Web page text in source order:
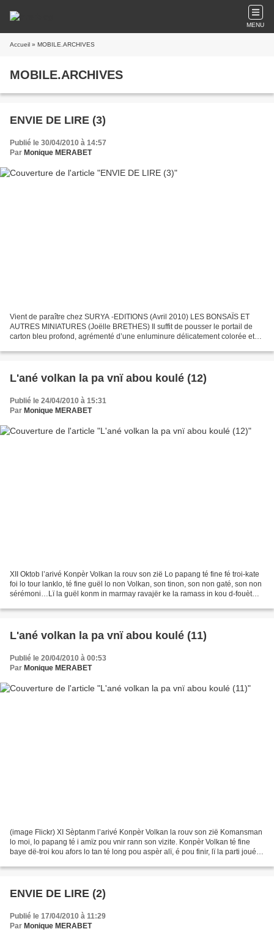
MENU
Accueil » MOBILE.ARCHIVES
MOBILE.ARCHIVES
ENVIE DE LIRE (3)
Publié le 30/04/2010 à 14:57
Par Monique MERABET
Vient de paraître chez SURYA -EDITIONS (Avril 2010) LES BONSAÏS ET
AUTRES MINIATURES (Joëlle BRETHES) Il suffit de pousser le portail de
carton bleu profond, agrémenté d’une enluminure délicatement colorée et
L'ané volkan la pa vnï abou koulé (12)
Publié le 24/04/2010 à 15:31
Par Monique MERABET
XII Oktob l’arivé Konpèr Volkan la rouv son zië Lo papang té fine fé troi-kate
foi lo tour lanklo, té fine guël lo non Volkan, son tinon, son non gaté, son non
sérémoni…Lï la guël konm in marmay ravajër ke la ramass in kou d-fouèt
L'ané volkan la pa vnï abou koulé (11)
Publié le 20/04/2010 à 00:53
Par Monique MERABET
(image Flickr) XI Sèptanm l’arivé Konpèr Volkan la rouv son zië Komansman
lo moi, lo papang té i amïz pou vnir rann son vizite. Konpèr Volkan té fine
baye dë-troi kou afors lo tan té long pou aspèr alï, é pou finir, lï la parti joué
ENVIE DE LIRE (2)
Publié le 17/04/2010 à 11:29
Par Monique MERABET